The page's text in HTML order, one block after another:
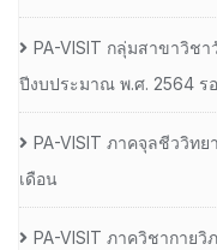
PA-VISIT กลุ่มสาขาวิช
ปีงบประมาณ พ.ศ. 2564 ร
PA-VISIT ภาคจุลชีววิท
เดือน
PA-VISIT ภาควิชากาย